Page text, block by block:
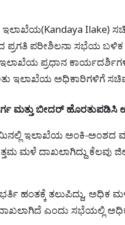
Ilake)
ಪ್ರಗತಿ ಪರೀಶಿಲನಾ ಸಭೆಯ
ಇಲಾಖೆಯ ಪ್ರಧಾನ
ಇಲಾಖೆಯ ಅಧಿಕಾರಿಗಳಿಗೆ
ಮತ್ತು ಬೀದರ್ ಹೊರತುಪಡಿಸಿ
ಇಲಾಖೆಯ ಅಂಕಿ-ಅಂಶದ
ಮಳೆ ದಾಖಲಾಗಿದ್ದು ಕೆಲವು
ಹಂತಕ್ಕೆ ತಲುಪಿದ್ದು, ಅಧಿಕ
ಎಂದು ಸಭೆಯಲ್ಲಿ